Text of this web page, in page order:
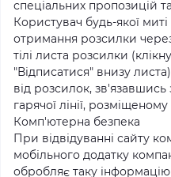
спеціальних пропозицій
Користувач будь-якої
отримання розсилки
тілі листа розсилки
"Відписатися" внизу
від розсилок,
гарячої лінії,
Комп'ютерна безпека
При відвідуванні сайту
мобільного додатку
обробляє таку